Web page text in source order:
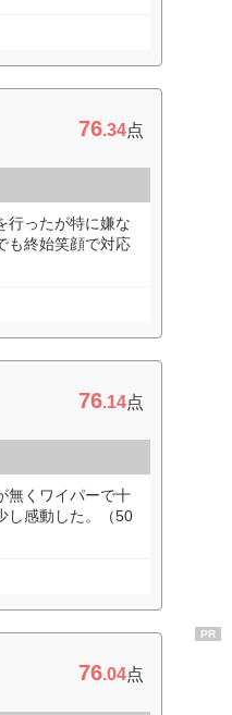
76.34点
行ったが特に嫌な
も終始笑顔で対応
76.14点
無くワイパーで十
し感動した。（50
76.04点
PR